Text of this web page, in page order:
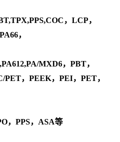
，LCP，
，
MXD6，PBT，
PET，PEEK，PEI，PET，
，PPS，ASA等